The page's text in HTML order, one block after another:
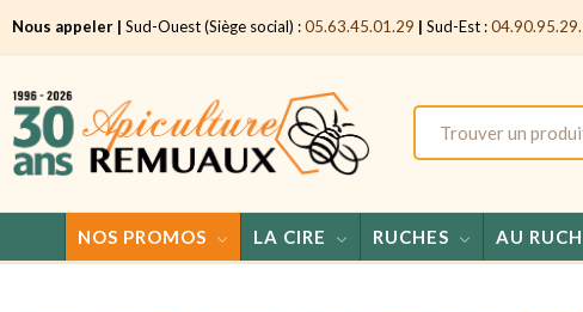
Nous appeler | Sud-Ouest (Siège social) :05.63.45.01.29 | Sud-Est :
NOS PROMOS LA CIRE RUCHES AU